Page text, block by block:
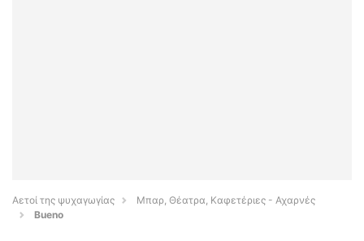
Αετοί της ψυχαγωγίας
Μπαρ, Θέατρα, Καφετέριες - Αχαρνές
Bueno